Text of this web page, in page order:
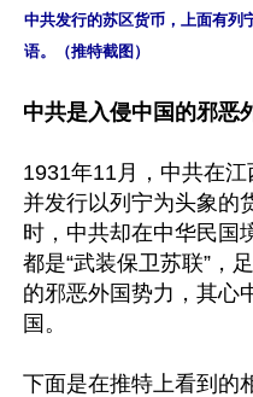
中共发行的苏区货币，上面有列
语。（推特截图）
中共是入侵中国的邪恶
1931年11月，中共在江
并发行以列宁为头象的
时，中共却在中华民国
都是“武装保卫苏联”，
的邪恶外国势力，其心
国。
下面是在推特上看到的